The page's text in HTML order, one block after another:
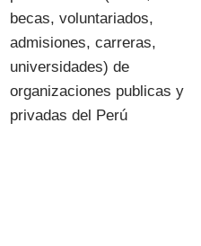
becas, voluntariados,
admisiones, carreras,
universidades) de
organizaciones publicas y
privadas del Perú